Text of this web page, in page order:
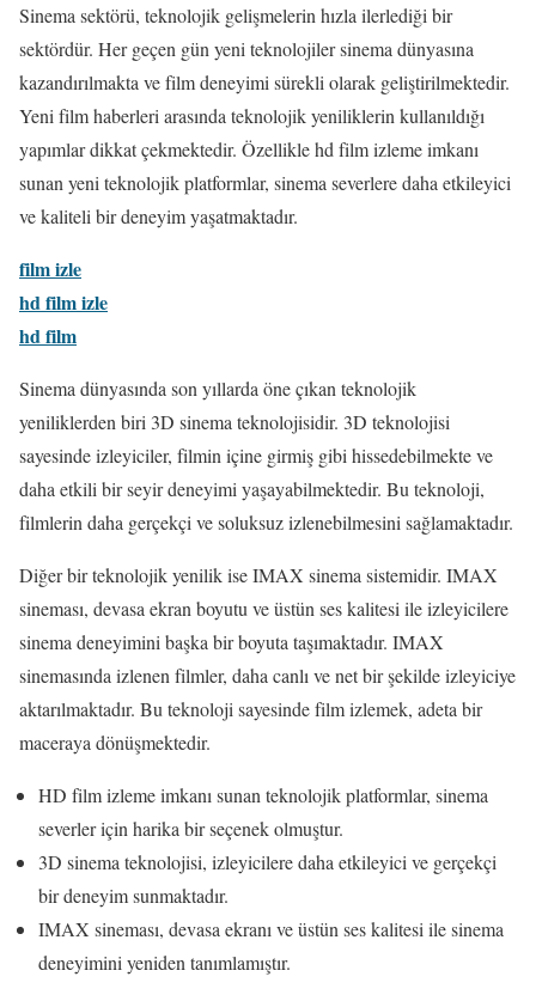
Sinema sektörü, teknolojik gelişmelerin hızla ilerlediği bir
sektördür. Her geçen gün yeni teknolojiler sinema dünyasına
kazandırılmakta ve film deneyimi sürekli olarak geliştirilmektedir.
Yeni film haberleri arasında teknolojik yeniliklerin kullanıldığı
yapımlar dikkat çekmektedir. Özellikle hd film izleme imkanı
sunan yeni teknolojik platformlar, sinema severlere daha etkileyici
ve kaliteli bir deneyim yaşatmaktadır.
film izle
hd film izle
hd film
Sinema dünyasında son yıllarda öne çıkan teknolojik
yeniliklerden biri 3D sinema teknolojisidir. 3D teknolojisi
sayesinde izleyiciler, filmin içine girmiş gibi hissedebilmekte ve
daha etkili bir seyir deneyimi yaşayabilmektedir. Bu teknoloji,
filmlerin daha gerçekçi ve soluksuz izlenebilmesini sağlamaktadır.
Diğer bir teknolojik yenilik ise IMAX sinema sistemidir. IMAX
sineması, devasa ekran boyutu ve üstün ses kalitesi ile izleyicilere
sinema deneyimini başka bir boyuta taşımaktadır. IMAX
sinemasında izlenen filmler, daha canlı ve net bir şekilde izleyiciye
aktarılmaktadır. Bu teknoloji sayesinde film izlemek, adeta bir
maceraya dönüşmektedir.
HD film izleme imkanı sunan teknolojik platformlar, sinema
severler için harika bir seçenek olmuştur.
3D sinema teknolojisi, izleyicilere daha etkileyici ve gerçekçi
bir deneyim sunmaktadır.
IMAX sineması, devasa ekranı ve üstün ses kalitesi ile sinema
deneyimini yeniden tanımlamıştır.